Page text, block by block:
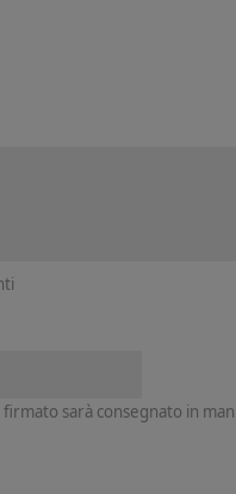
firma
firmato sarà consegnato in